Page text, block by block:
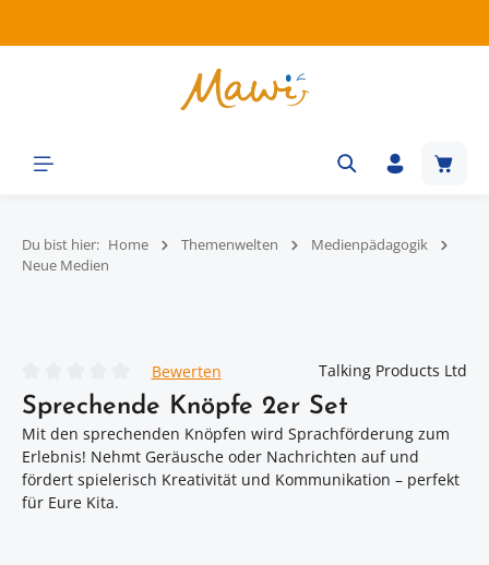
Du bist hier: Home Themenwelten
Medienpädagogik
Neue Medien
Durchschnittliche Bewertung von 0 von 5 Sternen
Bewerten Talking Products Ltd
Sprechende Knöpfe 2er Set
Mit den sprechenden Knöpfen wird Sprachförderung zum
Erlebnis! Nehmt Geräusche oder Nachrichten auf und
fördert spielerisch Kreativität und Kommunikation – perfekt
für Eure Kita.